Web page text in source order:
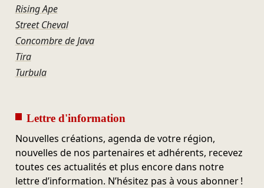
Rising Ape
Street Cheval
Concombre de Java
Tira
Turbula
Lettre d'information
Nouvelles créations, agenda de votre région,
nouvelles de nos partenaires et adhérents, recevez
toutes ces actualités et plus encore dans notre
lettre d’information. N’hésitez pas à vous abonner !